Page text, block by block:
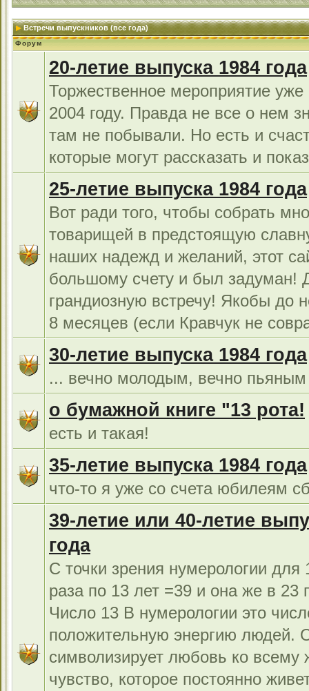
Встречи выпускников (все года)
Форум
20-летие выпуска 1984 года
Торжественное мероприятие уже
2004 году. Правда не все о нем
там не побывали. Но есть и
которые могут рассказать и
25-летие выпуска 1984 года
Вот ради того, чтобы собрать
товарищей в предстоящую
наших надежд и желаний, этот
большому счету и был задуман!
грандиозную встречу! Якобы до
8 месяцев (если Кравчук не
30-летие выпуска 1984 года
... вечно молодым, вечно
о бумажной книге "13 рота!
есть и такая!
35-летие выпуска 1984 года
что-то я уже со счета юбилеям
39-летие или 40-летие
года
С точки зрения нумерологии для
раза по 13 лет =39 и она же в 23
Число 13 В нумерологии это
положительную энергию людей.
символизирует любовь ко всему
чувство, которое постоянно